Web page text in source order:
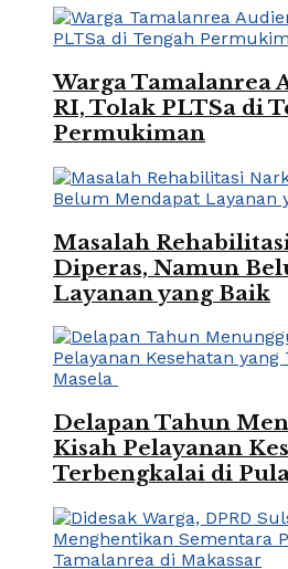
Warga Tamalanrea
RI, Tolak PLTSa di
Permukiman
Masalah
Diperas, Namun
Layanan yang Baik
Delapan Tahun
Kisah Pelayanan
Terbengkalai di